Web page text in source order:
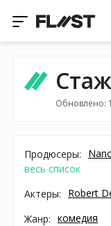
Обновлено:
Продюсеры:
весь список
Актеры:
Robert
Жанр: комедия